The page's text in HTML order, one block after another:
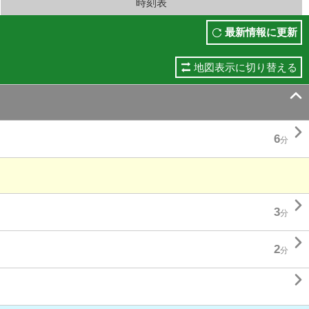
時刻表
最新情報に更新
地図表示に切り替える

6分 
3分 
2分 
